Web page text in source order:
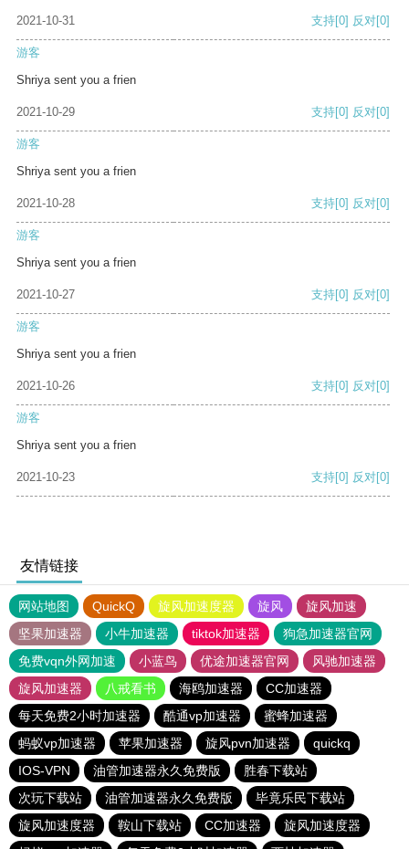
2021-10-31 支持[0] 反对[0]
游客
Shriya sent you a frien
2021-10-29 支持[0] 反对[0]
游客
Shriya sent you a frien
2021-10-28 支持[0] 反对[0]
游客
Shriya sent you a frien
2021-10-27 支持[0] 反对[0]
游客
Shriya sent you a frien
2021-10-26 支持[0] 反对[0]
游客
Shriya sent you a frien
2021-10-23 支持[0] 反对[0]
友情链接
网站地图 QuickQ 旋风加速度器 旋风
旋风加速
坚果加速器
小牛加速器 tiktok加速器
狗急加速器官网
免费vqn外网加速
小蓝鸟 优途加速器官网
风驰加速器
旋风加速器
八戒看书 海鸥加速器
CC加速器
每天免费2小时加速器
酷通vp加速器
蜜蜂加速器
蚂蚁vp加速器
苹果加速器 旋风pvn加速器
quickq
IOS-VPN
油管加速器永久免费版
胜春下载站
次玩下载站
油管加速器永久免费版
毕竟乐民下载站
旋风加速度器
鞍山下载站 CC加速器
旋风加速度器